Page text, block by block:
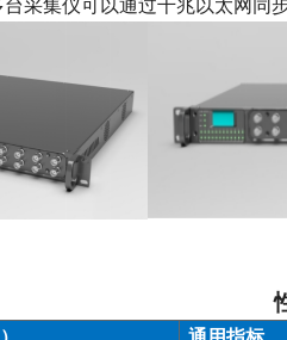
采集仪可以通过千兆以太网同